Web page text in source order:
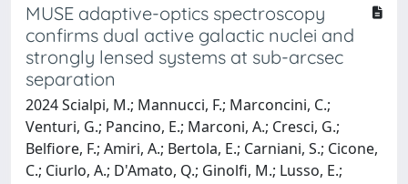
MUSE adaptive-optics spectroscopy
confirms dual active galactic nuclei and
strongly lensed systems at sub-arcsec
separation
2024 Scialpi, M.; Mannucci, F.; Marconcini, C.;
Venturi, G.; Pancino, E.; Marconi, A.; Cresci, G.;
Belfiore, F.; Amiri, A.; Bertola, E.; Carniani, S.; Cicone,
C.; Ciurlo, A.; D'Amato, Q.; Ginolfi, M.; Lusso, E.;